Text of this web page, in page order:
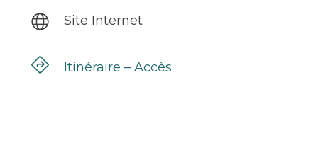
Site Internet
Itinéraire – Accès